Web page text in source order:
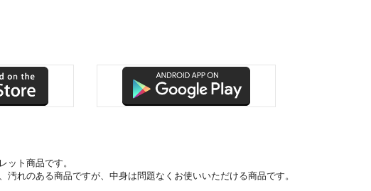
ット商品です。
汚れのある商品ですが、中身は問題なくお使いいただける商品です。